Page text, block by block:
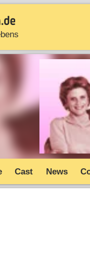
TV-Starts
Cast News